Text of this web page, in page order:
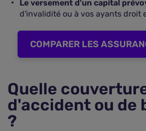
Le versement d'un capital
d'invalidité ou à vos ayants droit
COMPARER LES
Quelle
d'accident ou de
?